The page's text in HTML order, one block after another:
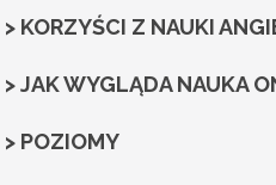
> KORZYŚCI Z NAUKI
> JAK WYGLĄDA NAUKA
> POZIOMY